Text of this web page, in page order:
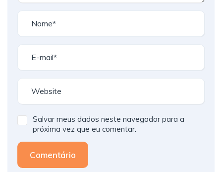
Salvar meus dados neste navegador para a
próxima vez que eu comentar.
Comentário